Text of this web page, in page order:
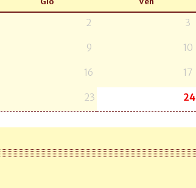
2 3
9 10
16 17
23 24